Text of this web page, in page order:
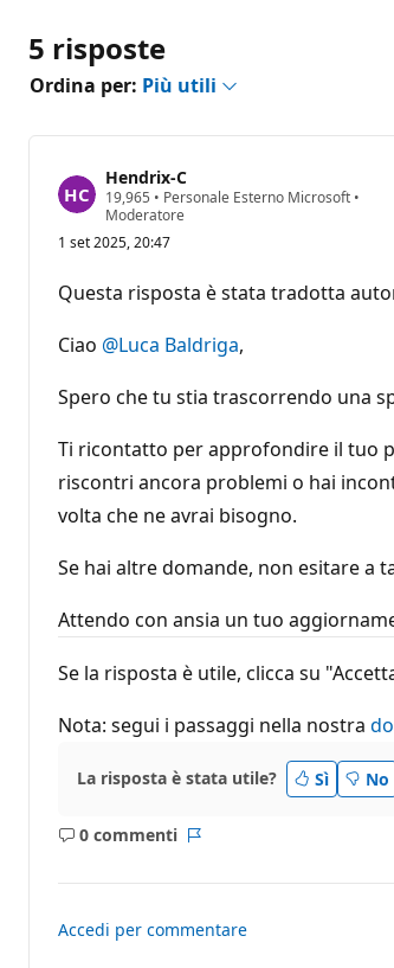
5 risposte
Ordina per: Più utili
Hendrix-C
19,965 P
u
t
d
i
e
p
t
a
i
o
n
• Personale Esterno Microsoft •
Moderatore
1 set 2025, 20:47
Questa risposta è stata tradotta
Ciao @Luca Baldriga,
Spero che tu stia trascorrendo una
Ti ricontatto per approfondire il tuo
riscontri ancora problemi o hai
volta che ne avrai bisogno.
Se hai altre domande, non esitare a
Attendo con ansia un tuo
Se la risposta è utile, clicca su
Nota: segui i passaggi nella nostra
La risposta è stata utile? Sì No
0 commenti
Nessun
Accedi per commentare